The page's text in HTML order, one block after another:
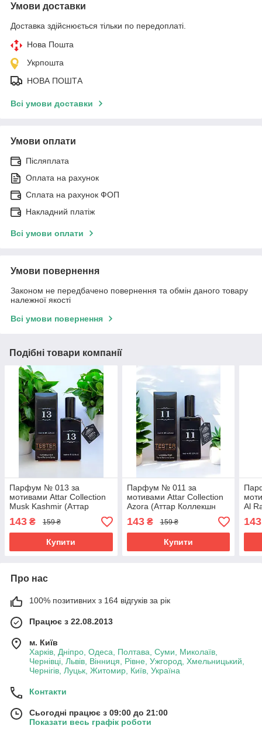
Умови доставки
Доставка здійснюється тільки по передоплаті.
Нова Пошта
Укрпошта
НОВА ПОШТА
Всі умови доставки
Умови оплати
Післяплата
Оплата на рахунок
Сплата на рахунок ФОП
Накладний платіж
Всі умови оплати
Умови повернення
Законом не передбачено повернення та обмін даного товару
належної якості
Всі умови повернення
Подібні товари компанії
Парфум № 013 за
мотивами Attar Collection
Musk Kashmir (Аттар
Коллекшн Муск Кашмир)
65 мл
143 ₴ 159 ₴
Купити
Парфум № 011 за
мотивами Attar Collection
Azora (Аттар Коллекшн
Азора) 65 мл
143₴ 159 ₴
Купити
Al
мл
143
Про нас
100% позитивних з 164 відгуків за рік
Працює з 22.08.2013
м. Київ
Харків, Дніпро, Одеса, Полтава, Суми, Миколаїв,
Чернівці, Львів, Вінниця, Рівне, Ужгород, Хмельницький,
Чернігів, Луцьк, Житомир, Київ, Україна
Контакти
Сьогодні працює з 09:00 до 21:00
Показати весь графік роботи